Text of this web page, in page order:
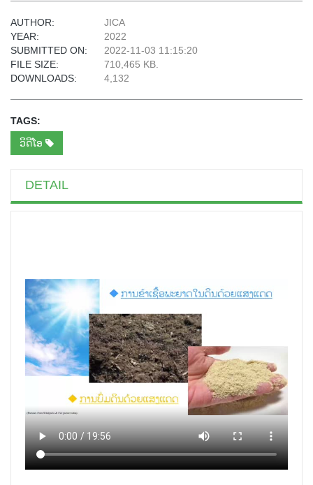
AUTHOR:
JICA
YEAR:
2022
SUBMITTED ON:
2022-11-03 11:15:20
FILE SIZE:
710,465 KB.
DOWNLOADS:
4,132
TAGS:
ວິດີໂອ
DETAIL